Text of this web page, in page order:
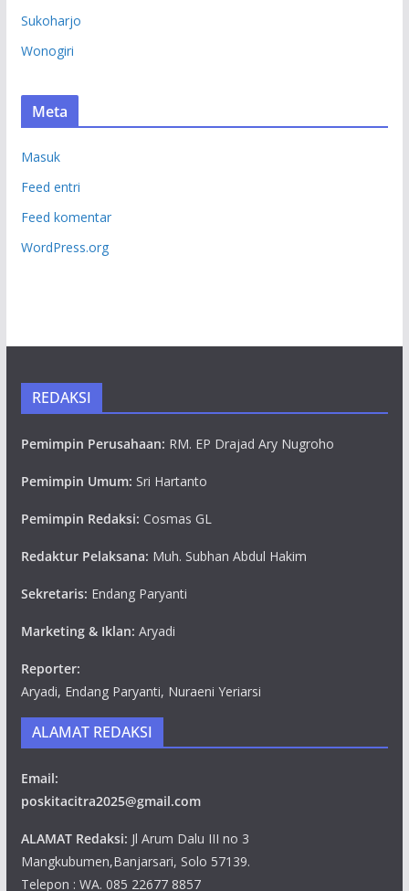
Sukoharjo
Wonogiri
Meta
Masuk
Feed entri
Feed komentar
WordPress.org
REDAKSI
Pemimpin Perusahaan: RM. EP Drajad Ary Nugroho
Pemimpin Umum: Sri Hartanto
Pemimpin Redaksi: Cosmas GL
Redaktur Pelaksana: Muh. Subhan Abdul Hakim
Sekretaris: Endang Paryanti
Marketing & Iklan: Aryadi
Reporter:
Aryadi, Endang Paryanti, Nuraeni Yeriarsi
ALAMAT REDAKSI
Email:
poskitacitra2025@gmail.com
ALAMAT Redaksi: Jl Arum Dalu III no 3
Mangkubumen,Banjarsari, Solo 57139.
Telepon : WA. 085 22677 8857